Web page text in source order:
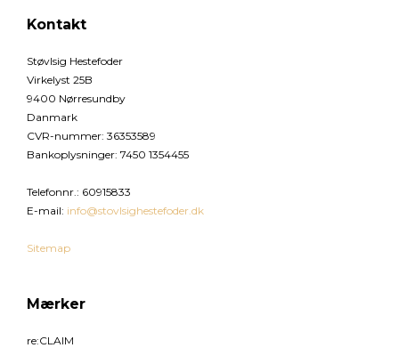
Kontakt
Støvlsig Hestefoder
Virkelyst 25B
9400 Nørresundby
Danmark
CVR-nummer: 36353589
Bankoplysninger: 7450 1354455
Telefonnr. : 60915833
E-mail: info@stovlsighestefoder.dk
Sitemap
Mærker
re:CLAIM